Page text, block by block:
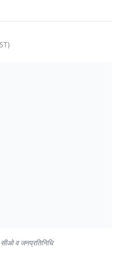
व जनप्रतिनिधि